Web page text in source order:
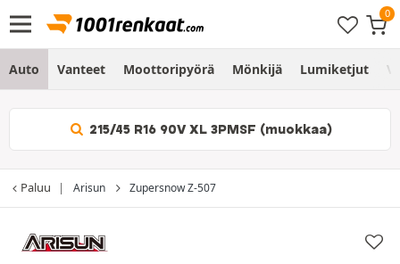
Auto Vanteet Moottoripyörä Mönkijä Lumiketjut
215/45 R16 90V XL 3PMSF (muokkaa)
Paluu Arisun Zupersnow Z-507